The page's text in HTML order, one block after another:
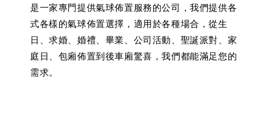
是一家專門提供氣球佈置服務的公司，我們提供各
式各樣的氣球佈置選擇，適用於各種場合，從生
日、求婚、婚禮、畢業、公司活動、聖誕派對、家
庭日、包廂佈置到後車廂驚喜，我們都能滿足您的
需求。